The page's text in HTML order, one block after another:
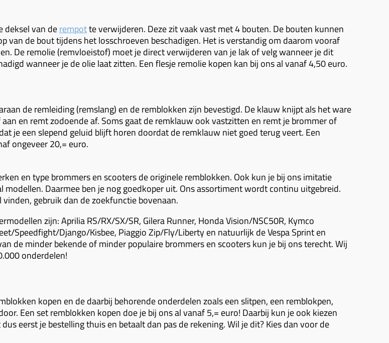
deksel van derempotte verwijderen. Deze zit vaak vast met 4 bouten. De bouten kunnen
van de bout tijdens het losschroeven beschadigen. Het is verstandig om daarom vooraf
De remolie (remvloeistof) moet je direct verwijderen van je lak of velg wanneer je dit
wanneer je de olie laat zitten. Een flesje remolie kopen kan bij ons al vanaf 4,50 euro.
de remleiding (remslang) en de remblokken zijn bevestigd. De klauw knijpt als het ware
en remt zodoende af. Soms gaat de remklauw ook vastzitten en remt je brommer of
je een slepend geluid blijft horen doordat de remklauw niet goed terug veert. Een
ongeveer 20,= euro.
en type brommers en scooters de originele remblokken. Ook kun je bij ons imitatie
modellen. Daarmee ben je nog goedkoper uit. Ons assortiment wordt continu uitgebreid.
gebruik dan de zoekfunctie bovenaan.
zijn: Aprilia RS/RX/SX/SR, Gilera Runner, Honda Vision/NSC50R, Kymco
Speedfight/Django/Kisbee, Piaggio Zip/Fly/Liberty en natuurlijk de Vespa Sprint en
de minder bekende of minder populaire brommers en scooters kun je bij ons terecht. Wij
onderdelen!
kopen en de daarbij behorende onderdelen zoals een slitpen, een remblokpen,
Een set remblokken kopen doe je bij ons al vanaf 5,= euro! Daarbij kun je ook kiezen
eerst je bestelling thuis en betaalt dan pas de rekening. Wil je dit? Kies dan voor de